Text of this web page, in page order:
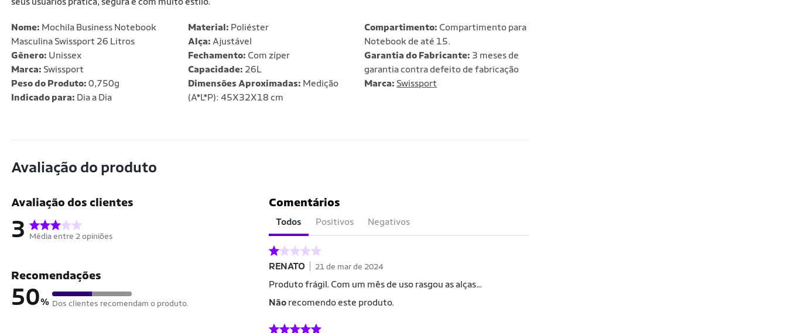
Nome: Mochila Business Notebook
Masculina Swissport 26 Litros
Gênero: Unissex
Marca: Swissport
Peso do Produto: 0,750g
Indicado para: Dia a Dia
Material: Poliéster
Alça: Ajustável
Fechamento: Com zíper
Capacidade: 26L
Dimensões Aproximadas: Medição
(A*L*P): 45X32X18 cm
Compartimento: Compartimento para
Notebook de até 15.
Garantia do Fabricante: 3 meses de
garantia contra defeito de fabricação
Marca: Swissport
Avaliação do produto
Avaliação dos clientes
3 Média entre 2 opiniões
Recomendações
50% Dos clientes recomendam o produto.
Comentários
Todos Positivos Negativos
RENATO 21 de mar de 2024
Produto frágil. Com um mês de uso rasgou as alças...
Não recomendo este produto.